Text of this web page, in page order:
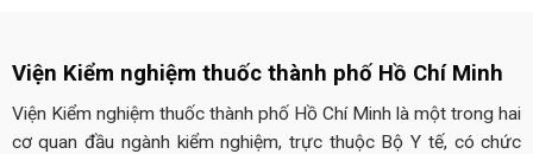
Viện Kiểm nghiệm thuốc thành phố Hồ Chí Minh
Viện Kiểm nghiệm thuốc thành phố Hồ Chí Minh là một trong hai
cơ quan đầu ngành kiểm nghiệm, trực thuộc Bộ Y tế, có chức